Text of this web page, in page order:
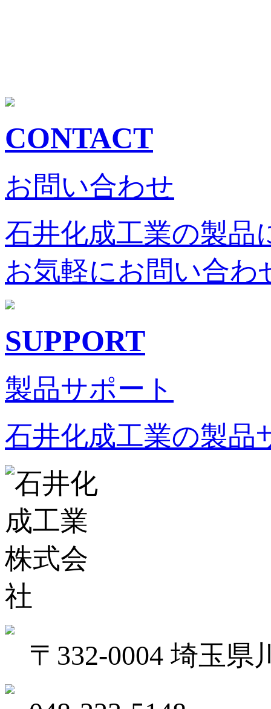
CONTACT
お問い合わせ
石井化成工業の製品
お気軽にお問い合わ
SUPPORT
製品サポート
石井化成工業の製品
〒332-0004 埼玉県